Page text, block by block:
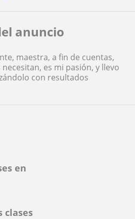
en
clases
anuncio
maestra, a fin de cuentas,
es mi pasión, y llevo
con resultados